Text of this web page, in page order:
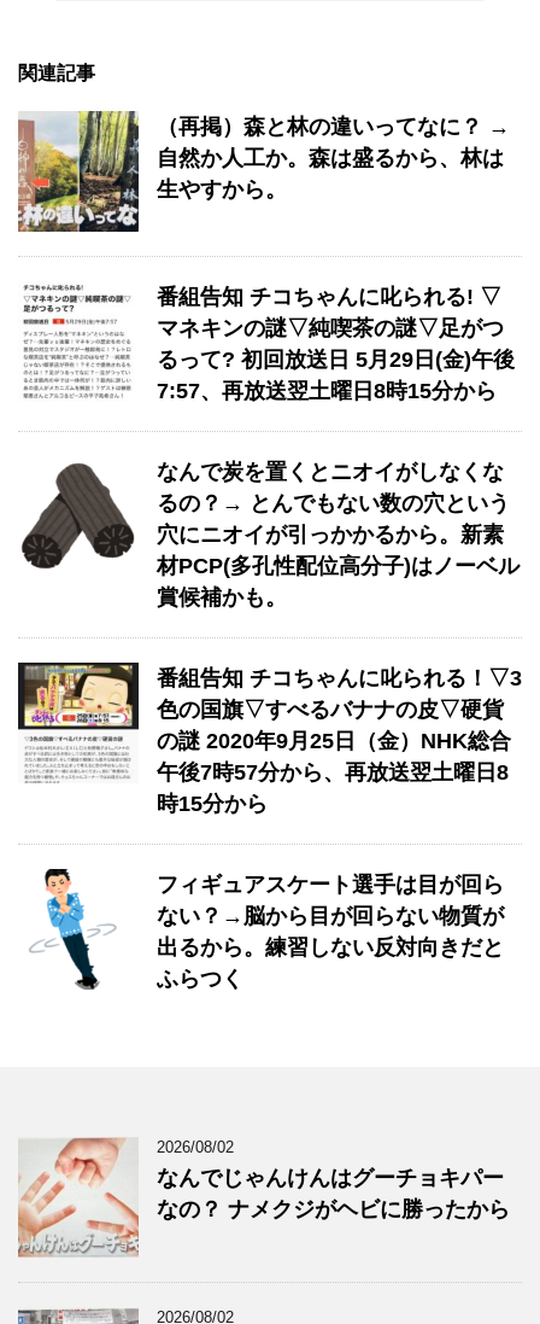
関連記事
（再掲）森と林の違いってなに？ →
自然か人工か。森は盛るから、林は
生やすから。
番組告知 チコちゃんに叱られる! ▽
マネキンの謎▽純喫茶の謎▽足がつ
るって? 初回放送日 5月29日(金)午後
7:57、再放送翌土曜日8時15分から
なんで炭を置くとニオイがしなくな
るの？→ とんでもない数の穴という
穴にニオイが引っかかるから。新素
材PCP(多孔性配位高分子)はノーベル
賞候補かも。
番組告知 チコちゃんに叱られる！▽3
色の国旗▽すべるバナナの皮▽硬貨
の謎 2020年9月25日（金）NHK総合
午後7時57分から、再放送翌土曜日8
時15分から
フィギュアスケート選手は目が回ら
ない？→脳から目が回らない物質が
出るから。練習しない反対向きだと
ふらつく
2026/08/02
なんでじゃんけんはグーチョキパー
なの？ ナメクジがヘビに勝ったから
2026/08/02